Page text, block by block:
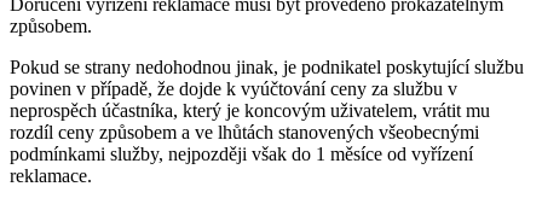
způsobem.
Pokud se strany nedohodnou jinak, je podnikatel poskytující službu
povinen v případě, že dojde k vyúčtování ceny za službu v
neprospěch účastníka, který je koncovým uživatelem, vrátit mu
rozdíl ceny způsobem a ve lhůtách stanovených všeobecnými
podmínkami služby, nejpozději však do 1 měsíce od vyřízení
reklamace.